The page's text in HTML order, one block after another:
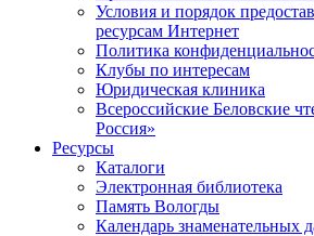
Условия и порядок
ресурсам Интернет
Политика
Клубы по интересам
Юридическая клиника
Всероссийские Беловские
Россия»
Ресурсы
Каталоги
Электронная библиотека
Память Вологды
Календарь знаменательных